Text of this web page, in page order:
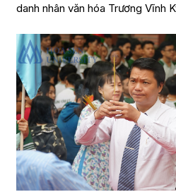
danh nhân văn hóa Trương Vĩnh